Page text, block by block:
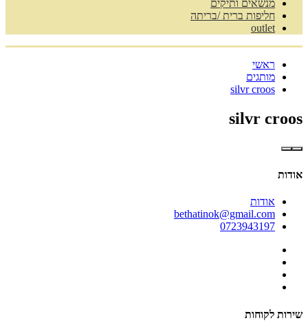
מנשאים ותיקים
חליפות ברית /בריתה
outlet
ראשי
מותגים
silvr croos
silvr croos
אודות
אודות
bethatinok@gmail.com
0723943197
שירות לקוחות